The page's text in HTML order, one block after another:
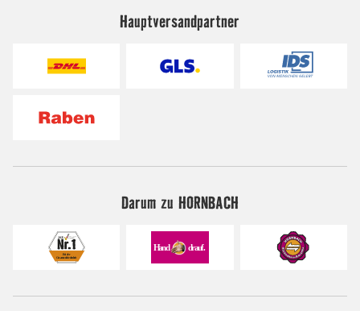
Hauptversandpartner
Darum zu HORNBACH